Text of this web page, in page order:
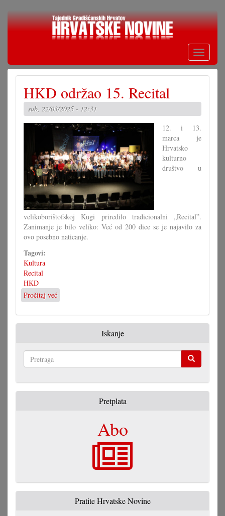
Skoči
Toggle
HKD održao 15. Recital
sub, 22/03/2025 - 12:31
12. i 13.
marca je
Hrvatsko
kulturno
društvo u
velikoborištofskoj Kugi priredilo tradicionalni „Recital”.
Zanimanje je bilo veliko: Već od 200 dice se je najavilo za
ovo posebno naticanje.
Tagovi:
Kultura
Recital
HKD
Pročitaj već
HKD
održao
15.
Iskanje
Pretplata
Abo
Pratite Hrvatske Novine